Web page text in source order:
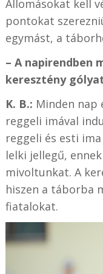
Állomásokat kell
pontokat
egymást, a
– A napirendben
keresztény
K. B.: Minden nap
reggeli imával
reggeli és esti
lelki jellegű,
mivoltunkat. A
hiszen a táborba
fiatalokat.